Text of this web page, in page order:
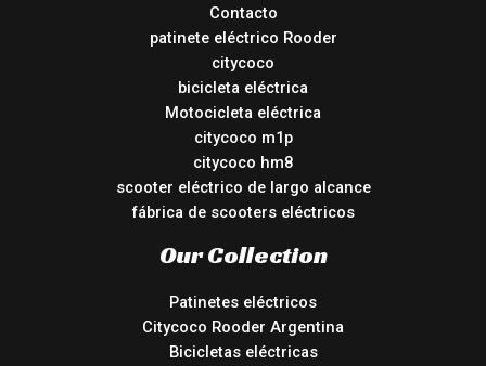
Contacto
patinete eléctrico Rooder
citycoco
bicicleta eléctrica
Motocicleta eléctrica
citycoco m1p
citycoco hm8
scooter eléctrico de largo alcance
fábrica de scooters eléctricos
Our Collection
Patinetes eléctricos
Citycoco Rooder Argentina
Bicicletas eléctricas